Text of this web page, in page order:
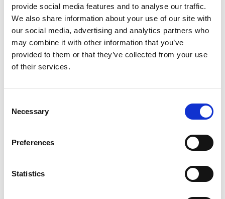
provide social media features and to analyse our traffic.
We also share information about your use of our site with
our social media, advertising and analytics partners who
may combine it with other information that you’ve
provided to them or that they’ve collected from your use
of their services.
Selection
Necessary
Preferences
Statistics
Charlotte Fogh Gallery
https://www.charlottefogh.dk/product-category/preview/